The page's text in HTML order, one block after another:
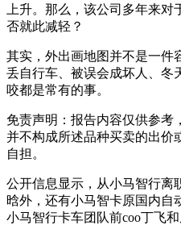
上升。那么，该公司多年来对
否就此减轻？
其实，外出画地图并不是一件
丢自行车、被误会成坏人、冬
咬都是常有的事。
免责声明：报告内容仅供参考
并不构成所述品种买卖的出价
自担。
公开信息显示，从小马智行离
晗外，还有小马智卡原国内自
小马智行卡车团队前coo丁飞